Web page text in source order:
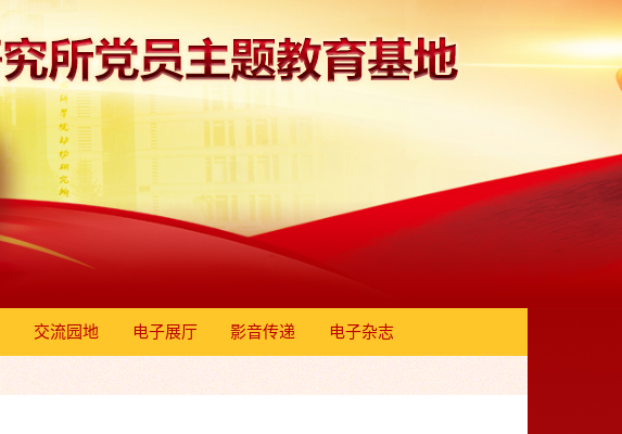
交流园地 电子展厅 影音传递 电子杂志